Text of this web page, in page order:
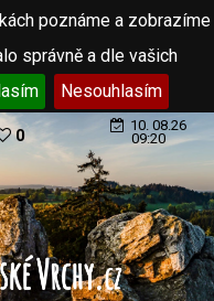
poznáme a zobrazíme
správně a dle vašich
Nesouhlasím
0
10. 08.26
09:20